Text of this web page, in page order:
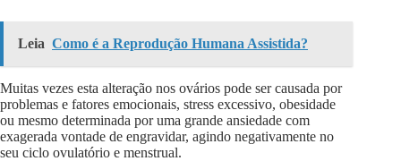
Leia Como é a Reprodução Humana Assistida?
Muitas vezes esta alteração nos ovários pode ser causada por
problemas e fatores emocionais, stress excessivo, obesidade
ou mesmo determinada por uma grande ansiedade com
exagerada vontade de engravidar, agindo negativamente no
seu ciclo ovulatório e menstrual.